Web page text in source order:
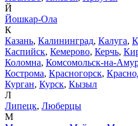
Й
Йошкар-Ола
К
Казань, Калининград, Калуга,
Каспийск, Кемерово, Керчь,
Коломна, Комсомольск-на-
Кострома, Красногорск,
Курган, Курск, Кызыл
Л
Липецк, Люберцы
М